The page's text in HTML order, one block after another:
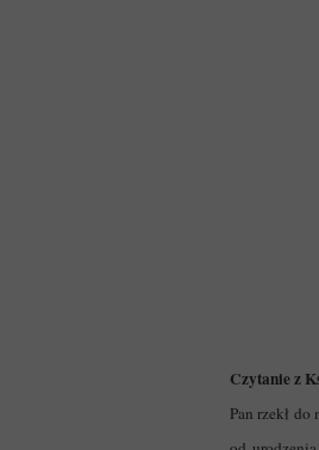
Czytanie z
Pan rzekł